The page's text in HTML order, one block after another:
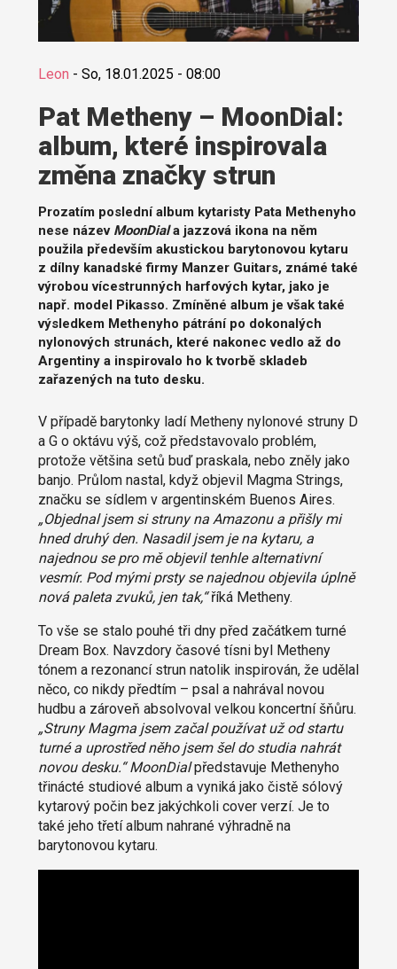
Leon - So, 18.01.2025 - 08:00
Pat Metheny – MoonDial:
album, které inspirovala
změna značky strun
Prozatím poslední album kytaristy Pata Methenyho
nese název MoonDiala jazzová ikona na něm
použila především akustickou barytonovou kytaru
z dílny kanadské firmy Manzer Guitars, známé také
výrobou vícestrunných harfových kytar, jako je
např. model Pikasso. Zmíněné album je však také
výsledkem Methenyho pátrání po dokonalých
nylonových strunách, které nakonec vedlo až do
Argentiny a inspirovalo ho k tvorbě skladeb
zařazených na tuto desku.
V případě barytonky ladí Metheny nylonové struny D
a G o oktávu výš, což představovalo problém,
protože většina setů buď praskala, nebo zněly jako
banjo. Průlom nastal, když objevil Magma Strings,
značku se sídlem v argentinském Buenos Aires.
„Objednal jsem si struny na Amazonu a přišly mi
hned druhý den. Nasadil jsem je na kytaru, a
najednou se pro mě objevil tenhle alternativní
vesmír. Pod mými prsty se najednou objevila úplně
nová paleta zvuků, jen tak,“říká Metheny.
To vše se stalo pouhé tři dny před začátkem turné
Dream Box. Navzdory časové tísni byl Metheny
tónem a rezonancí strun natolik inspirován, že udělal
něco, co nikdy předtím – psal a nahrával novou
hudbu a zároveň absolvoval velkou koncertní šňůru.
„Struny Magma jsem začal používat už od startu
turné a uprostřed něho jsem šel do studia nahrát
novou desku.“ MoonDialpředstavuje Methenyho
třinácté studiové album a vyniká jako čistě sólový
kytarový počin bez jakýchkoli cover verzí. Je to
také jeho třetí album nahrané výhradně na
barytonovou kytaru.